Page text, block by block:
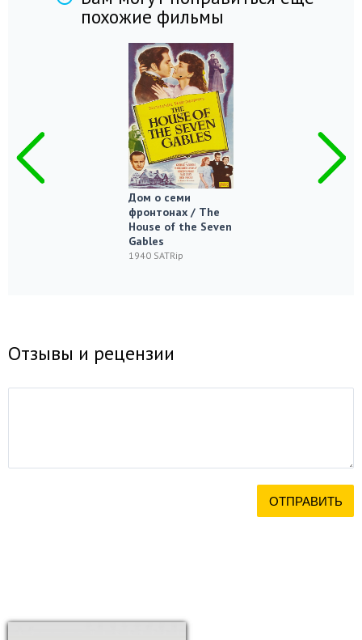
похожие фильмы
Дом о семи
фронтонах / The
House of the Seven
Gables
1940 SATRip
Отзывы и рецензии